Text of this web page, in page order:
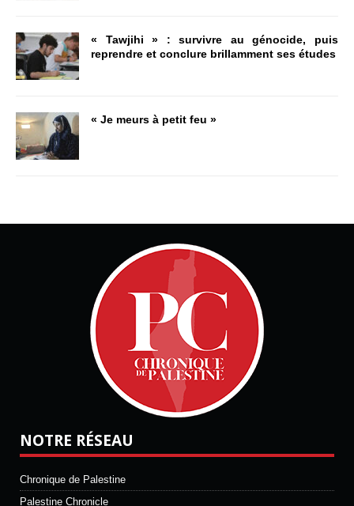
« Tawjihi » : survivre au génocide, puis
reprendre et conclure brillamment ses études
« Je meurs à petit feu »
NOTRE RÉSEAU
Chronique de Palestine
Palestine Chronicle